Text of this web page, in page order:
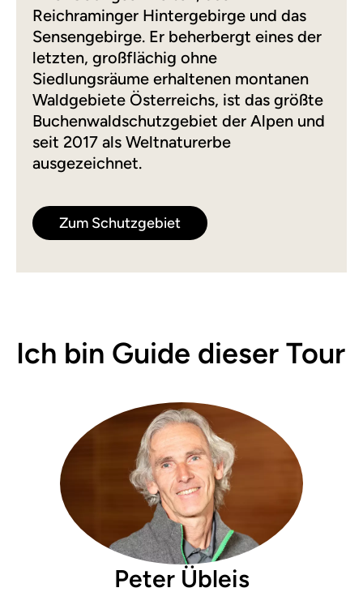
Reichraminger Hintergebirge und das
Sensengebirge. Er beherbergt eines der
letzten, großflächig ohne
Siedlungsräume erhaltenen montanen
Waldgebiete Österreichs, ist das größte
Buchenwaldschutzgebiet der Alpen und
seit 2017 als Weltnaturerbe
ausgezeichnet.
Zum Schutzgebiet
Ich bin Guide dieser Tour
Peter Übleis